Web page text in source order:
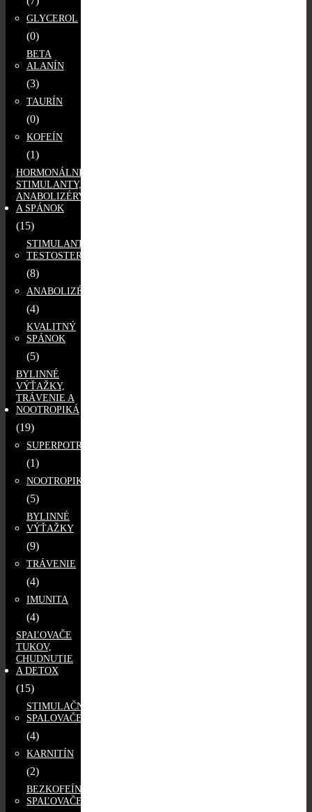
GLYCEROL
(0)
BETA
ALANÍN
(3)
TAURÍN
(0)
KOFEÍN
(1)
HORMONÁLNE
STIMULANTY,
ANABOLIZÉRY
A SPÁNOK
(15)
STIMULANTY
TESTOSTERÓNU
(8)
ANABOLIZÉRY
(4)
KVALITNÝ
SPÁNOK
(5)
BYLINNÉ
VÝŤAŽKY,
TRÁVENIE A
NOOTROPIKÁ
(19)
SUPERPOTRAVINY
(1)
NOOTROPIKÁ
(5)
BYLINNÉ
VÝŤAŽKY
(9)
TRÁVENIE
(4)
IMUNITA
(4)
SPAĽOVAČE
TUKOV,
CHUDNUTIE
A DETOX
(15)
STIMULAČNÉ
SPALOVAČE
(4)
KARNITÍN
(2)
BEZKOFEÍNOVÉ
SPAĽOVAČE